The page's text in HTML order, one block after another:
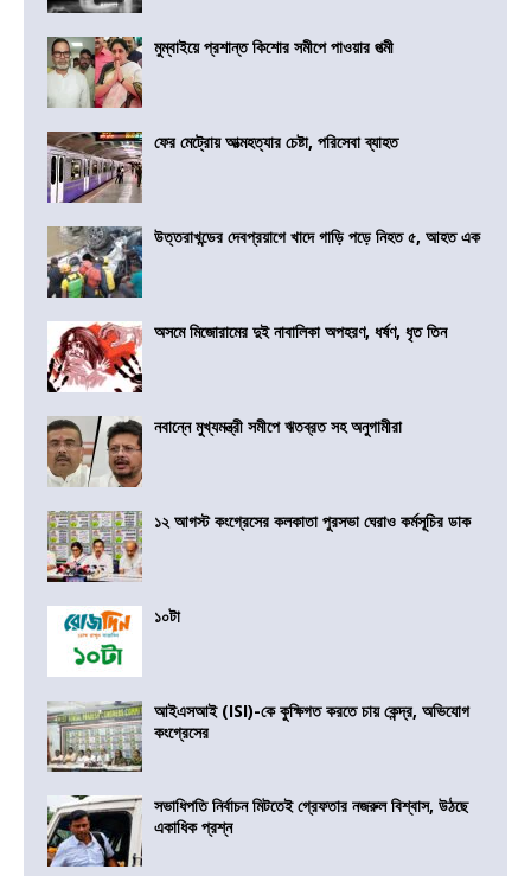
মুম্বাইয়ে প্রশান্ত কিশোর সমীপে পাওয়ার পত্মী
ফের মেট্রোয় আত্মহত্যার চেষ্টা, পরিসেবা ব্যাহত
উত্তরাখন্ডের দেবপ্রয়াগে খাদে গাড়ি পড়ে নিহত ৫, আহত এক
অসমে মিজোরামের দুই নাবালিকা অপহরণ, ধর্ষণ, ধৃত তিন
নবান্নে মুখ্যমন্ত্রী সমীপে ঋতব্রত সহ অনুগামীরা
১২ আগস্ট কংগ্রেসের কলকাতা পুরসভা ঘেরাও কর্মসূচির ডাক
১০টা
আইএসআই (ISI)-কে কুক্ষিগত করতে চায় কেন্দ্র, অভিযোগ
কংগ্রেসের
সভাধিপতি নির্বাচন মিটতেই গ্রেফতার নজরুল বিশ্বাস, উঠছে
একাধিক প্রশ্ন